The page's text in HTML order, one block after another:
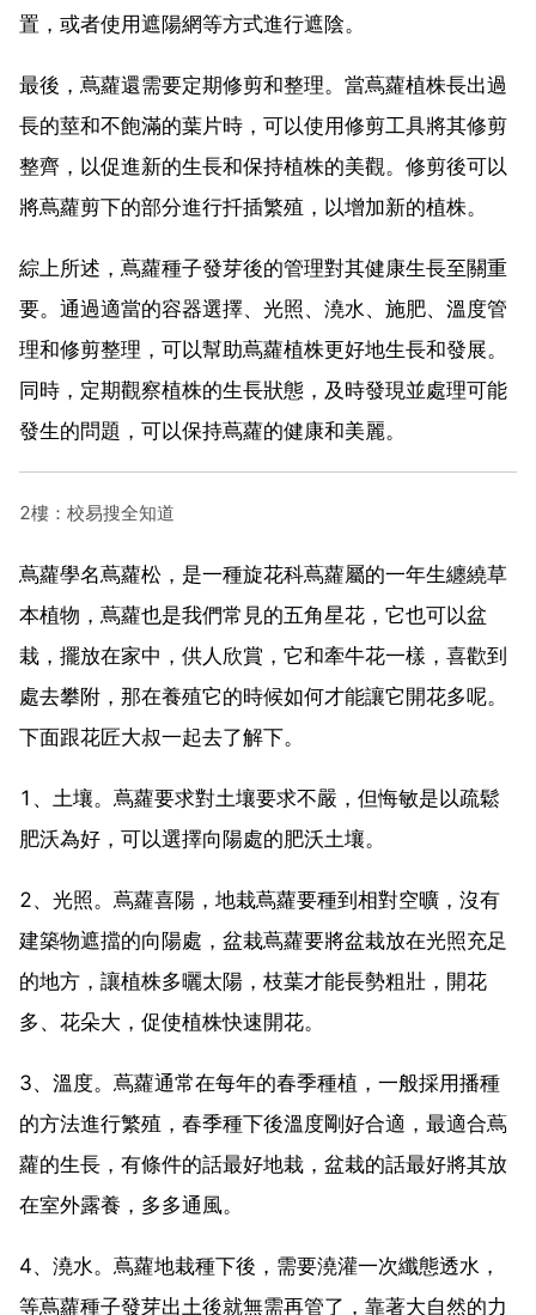
置，或者使用遮陽網等方式進行遮陰。
最後，蔦蘿還需要定期修剪和整理。當蔦蘿植株長出過
長的莖和不飽滿的葉片時，可以使用修剪工具將其修剪
整齊，以促進新的生長和保持植株的美觀。修剪後可以
將蔦蘿剪下的部分進行扦插繁殖，以增加新的植株。
綜上所述，蔦蘿種子發芽後的管理對其健康生長至關重
要。通過適當的容器選擇、光照、澆水、施肥、溫度管
理和修剪整理，可以幫助蔦蘿植株更好地生長和發展。
同時，定期觀察植株的生長狀態，及時發現並處理可能
發生的問題，可以保持蔦蘿的健康和美麗。
2樓：校易搜全知道
蔦蘿學名蔦蘿松，是一種旋花科蔦蘿屬的一年生纏繞草
本植物，蔦蘿也是我們常見的五角星花，它也可以盆
栽，擺放在家中，供人欣賞，它和牽牛花一樣，喜歡到
處去攀附，那在養殖它的時候如何才能讓它開花多呢。
下面跟花匠大叔一起去了解下。
1、土壤。蔦蘿要求對土壤要求不嚴，但悔敏是以疏鬆
肥沃為好，可以選擇向陽處的肥沃土壤。
2、光照。蔦蘿喜陽，地栽蔦蘿要種到相對空曠，沒有
建築物遮擋的向陽處，盆栽蔦蘿要將盆栽放在光照充足
的地方，讓植株多曬太陽，枝葉才能長勢粗壯，開花
多、花朵大，促使植株快速開花。
3、溫度。蔦蘿通常在每年的春季種植，一般採用播種
的方法進行繁殖，春季種下後溫度剛好合適，最適合蔦
蘿的生長，有條件的話最好地栽，盆栽的話最好將其放
在室外露養，多多通風。
4、澆水。蔦蘿地栽種下後，需要澆灌一次纖態透水，
等蔦蘿種子發芽出土後就無需再管了，靠著大自然的力